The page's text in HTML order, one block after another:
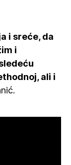
i sreće, da
i
ali i